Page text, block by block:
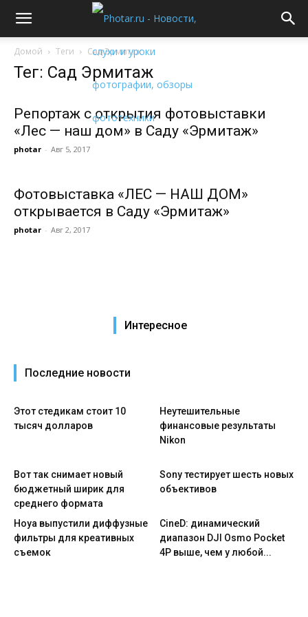
Домой Теги Сад Эрмитаж
Тег: Сад Эрмитаж
Репортаж с открытия фотовыставки
«Лес — наш дом» в Саду «Эрмитаж»
photar - Авг 5, 2017
Фотовыставка «ЛЕС — НАШ ДОМ»
открывается в Саду «Эрмитаж»
photar - Авг 2, 2017
Интересное
Последние новости
Этот стедикам стоит 10
тысяч долларов
Неутешительные
финансовые результаты
Nikon
Вот так снимает новый
бюджетный ширик для
среднего формата
Sony тестирует шесть новых
объективов
Hoya выпустили диффузные
фильтры для креативных
съемок
CineD: динамический
диапазон DJI Osmo Pocket
4P выше, чем у любой...